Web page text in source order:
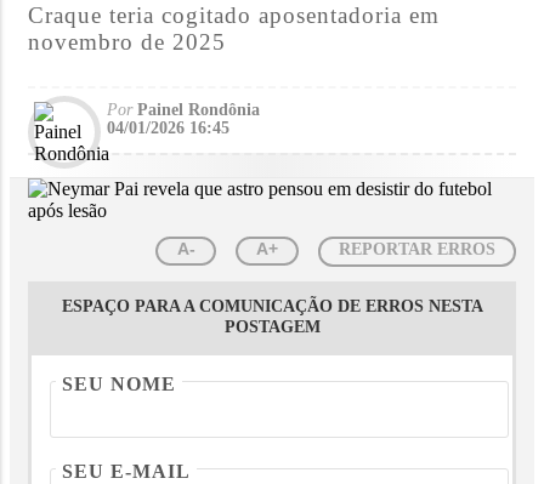
Craque teria cogitado aposentadoria em
novembro de 2025
PorPainel Rondônia
04/01/2026 16:45
A- A+ REPORTAR ERROS
ESPAÇO PARA A COMUNICAÇÃO DE ERROS NESTA
POSTAGEM
SEU NOME
SEU E-MAIL